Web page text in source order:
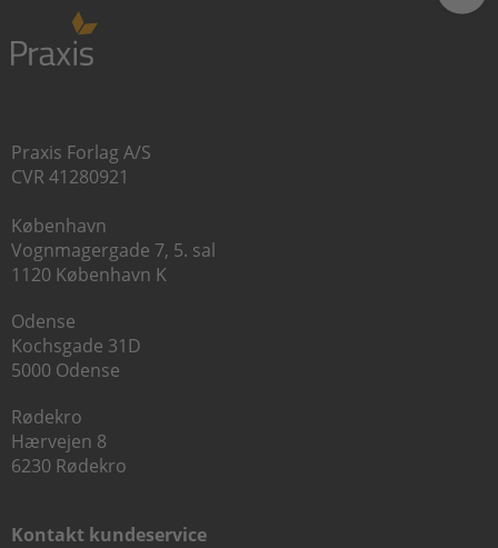
Praxis Forlag A/S
CVR 41280921
København
Vognmagergade 7, 5. sal
1120 København K
Odense
Kochsgade 31D
5000 Odense
Rødekro
Hærvejen 8
6230 Rødekro
Kontakt kundeservice